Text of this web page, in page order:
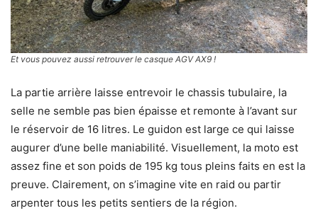
Et vous pouvez aussi retrouver le casque AGV AX9 !
La partie arrière laisse entrevoir le chassis tubulaire, la
selle ne semble pas bien épaisse et remonte à l’avant sur
le réservoir de 16 litres. Le guidon est large ce qui laisse
augurer d’une belle maniabilité. Visuellement, la moto est
assez fine et son poids de 195 kg tous pleins faits en est la
preuve. Clairement, on s’imagine vite en raid ou partir
arpenter tous les petits sentiers de la région.